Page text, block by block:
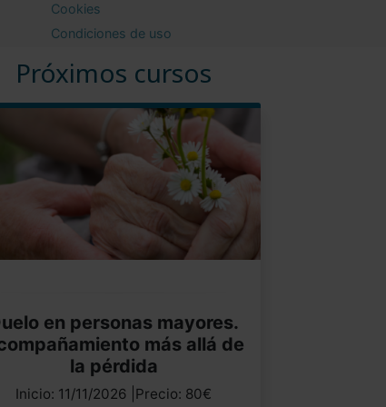
Próximos cursos
en personas mayores.
más allá de
la pérdida
Inicio: 11/11/2026 |Precio: 80€
Cookies
Condiciones de uso